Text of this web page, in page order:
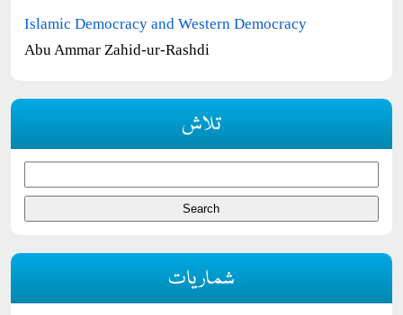
Islamic Democracy and Western Democracy
Abu Ammar Zahid-ur-Rashdi
تلاش
شماریات